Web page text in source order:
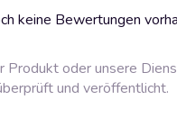
keine Bewertungen
oder unsere
und veröffentlicht.